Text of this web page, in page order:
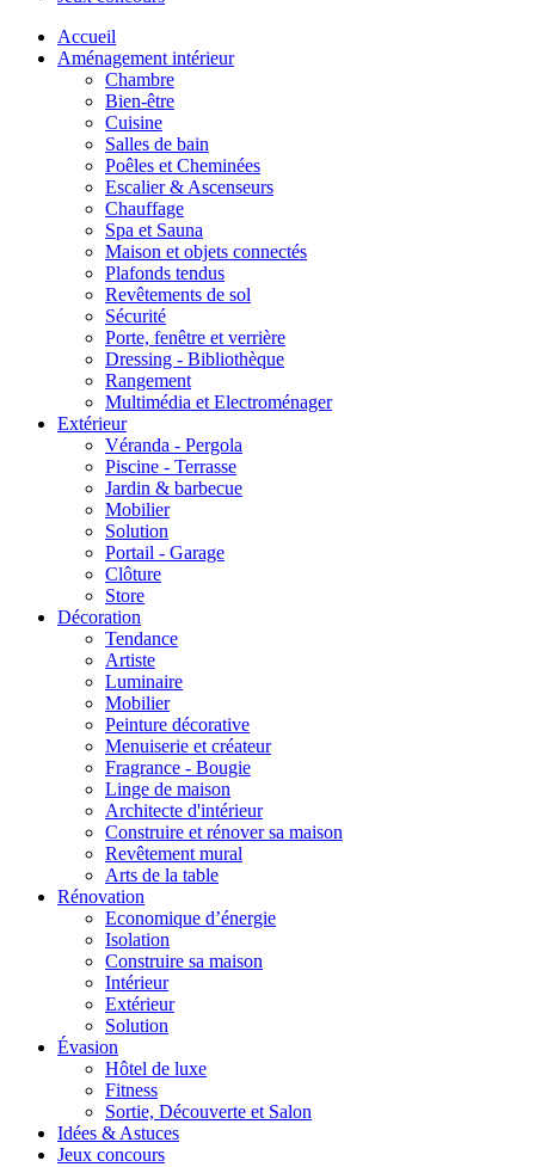
Accueil
Aménagement intérieur
Chambre
Bien-être
Cuisine
Salles de bain
Poêles et Cheminées
Escalier & Ascenseurs
Chauffage
Spa et Sauna
Maison et objets connectés
Plafonds tendus
Revêtements de sol
Sécurité
Porte, fenêtre et verrière
Dressing - Bibliothèque
Rangement
Multimédia et Electroménager
Extérieur
Véranda - Pergola
Piscine - Terrasse
Jardin & barbecue
Mobilier
Solution
Portail - Garage
Clôture
Store
Décoration
Tendance
Artiste
Luminaire
Mobilier
Peinture décorative
Menuiserie et créateur
Fragrance - Bougie
Linge de maison
Architecte d'intérieur
Construire et rénover sa maison
Revêtement mural
Arts de la table
Rénovation
Economique d’énergie
Isolation
Construire sa maison
Intérieur
Extérieur
Solution
Évasion
Hôtel de luxe
Fitness
Sortie, Découverte et Salon
Idées & Astuces
Jeux concours